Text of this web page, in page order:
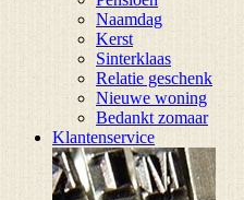
Naamdag
Kerst
Sinterklaas
Relatie geschenk
Nieuwe woning
Bedankt zomaar
Klantenservice